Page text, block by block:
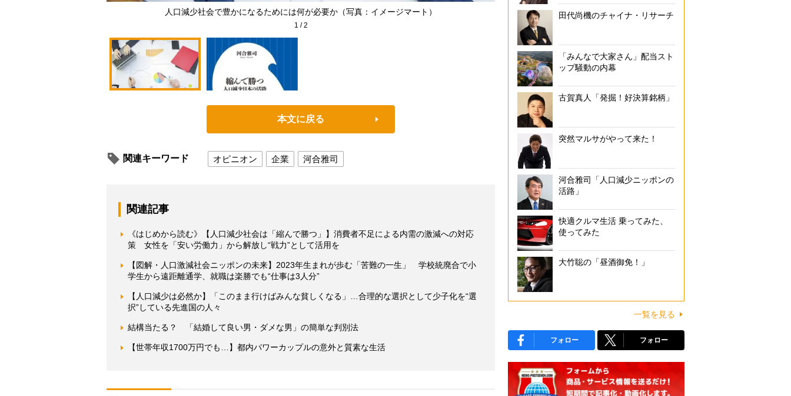
人口減少社会で豊かになるためには何が必要か（写真：イメージマート） 『縮んで勝つ 人口減少日本の活路』（小学館新書）
1 /2
本文に戻る
関連キーワード オピニオン 企業 河合雅司
関連記事
《はじめから読む》【人口減少社会は「縮んで勝つ」】消費者不足による内需の激減への対応
策 女性を「安い労働力」から解放し“戦力”として活用を
【図解・人口激減社会ニッポンの未来】2023年生まれが歩む「苦難の一生」 学校統廃合で小
学生から遠距離通学、就職は楽勝でも“仕事は3人分”
【人口減少は必然か】「このまま行けばみんな貧しくなる」…合理的な選択として少子化を“選
択”している先進国の人々
結構当たる？ 「結婚して良い男・ダメな男」の簡単な判別法
【世帯年収1700万円でも…】都内パワーカップルの意外と質素な生活
田代尚機のチャイナ・リサーチ
「みんなで大家さん」配当スト
ップ騒動の内幕
古賀真人「発掘！好決算銘柄」
突然マルサがやって来た！
河合雅司「人口減少ニッポンの
活路」
快適クルマ生活 乗ってみた、
使ってみた
大竹聡の「昼酒御免！」
一覧を見る
フォロー フォロー